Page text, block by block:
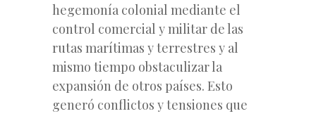
hegemonía colonial mediante el
control comercial y militar de las
rutas marítimas y terrestres y al
mismo tiempo obstaculizar la
expansión de otros países. Esto
generó conflictos y tensiones que